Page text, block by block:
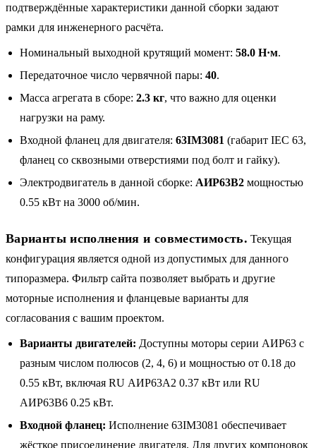
подтверждённые характеристики данной сборки задают
рамки для инженерного расчёта.
Номинальный выходной крутящий момент: 58.0 Н·м.
Передаточное число червячной пары: 40.
Масса агрегата в сборе: 2.3 кг, что важно для оценки
нагрузки на раму.
Входной фланец для двигателя: 63IM3081 (габарит IEC 63,
фланец со сквозными отверстиями под болт и гайку).
Электродвигатель в данной сборке: АИР63B2 мощностью
0.55 кВт на 3000 об/мин.
Варианты исполнения и совместимость. Текущая
конфигурация является одной из допустимых для данного
типоразмера. Фильтр сайта позволяет выбрать и другие
моторные исполнения и фланцевые варианты для
согласования с вашим проектом.
Варианты двигателей: Доступны моторы серии АИР63 с
разным числом полюсов (2, 4, 6) и мощностью от 0.18 до
0.55 кВт, включая RU АИР63A2 0.37 кВт или RU
АИР63B6 0.25 кВт.
Входной фланец: Исполнение 63IM3081 обеспечивает
жёсткое присоединение двигателя. Для других компоновок